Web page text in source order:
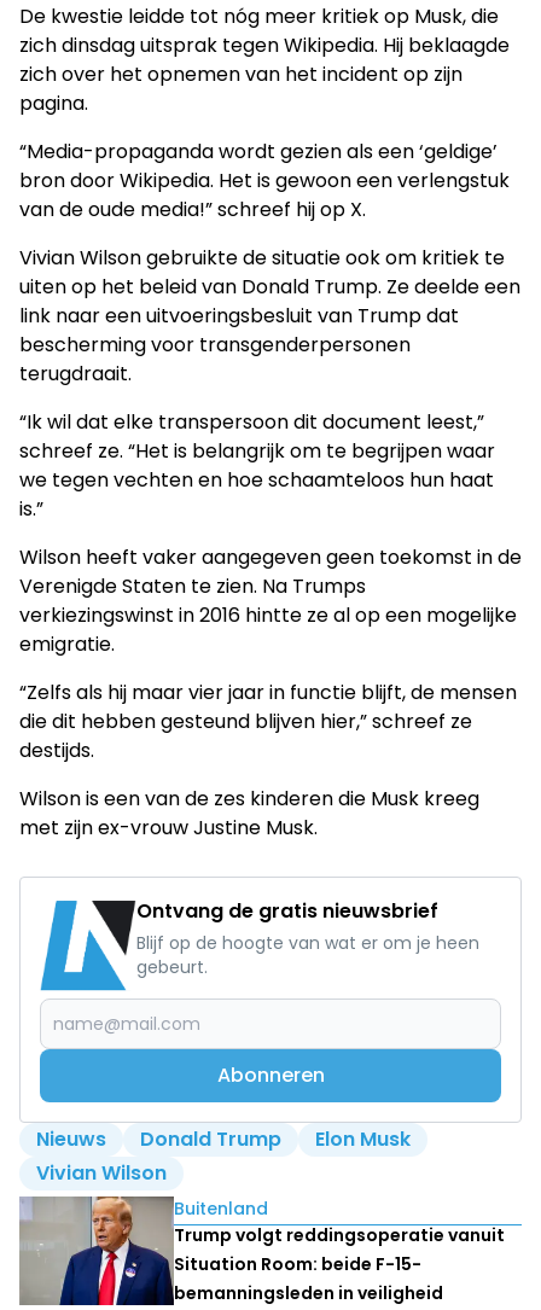
De kwestie leidde tot nóg meer kritiek op Musk, die
zich dinsdag uitsprak tegen Wikipedia. Hij beklaagde
zich over het opnemen van het incident op zijn
pagina.
“Media-propaganda wordt gezien als een ‘geldige’
bron door Wikipedia. Het is gewoon een verlengstuk
van de oude media!” schreef hij op X.
Vivian Wilson gebruikte de situatie ook om kritiek te
uiten op het beleid van Donald Trump. Ze deelde een
link naar een uitvoeringsbesluit van Trump dat
bescherming voor transgenderpersonen
terugdraait.
“Ik wil dat elke transpersoon dit document leest,”
schreef ze. “Het is belangrijk om te begrijpen waar
we tegen vechten en hoe schaamteloos hun haat
is.”
Wilson heeft vaker aangegeven geen toekomst in de
Verenigde Staten te zien. Na Trumps
verkiezingswinst in 2016 hintte ze al op een mogelijke
emigratie.
“Zelfs als hij maar vier jaar in functie blijft, de mensen
die dit hebben gesteund blijven hier,” schreef ze
destijds.
Wilson is een van de zes kinderen die Musk kreeg
met zijn ex-vrouw Justine Musk.
Ontvang de gratis nieuwsbrief
Blijf op de hoogte van wat er om je heen
gebeurt.
Abonneren
Nieuws Donald Trump
Elon Musk
Vivian Wilson
Lees ook
Buitenland
Trump volgt reddingsoperatie vanuit
Situation Room: beide F-15-
bemanningsleden in veiligheid